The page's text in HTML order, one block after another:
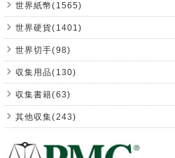
世界紙幣(1565)
世界硬貨(1401)
世界切手(98)
収集用品(130)
収集書籍(63)
其他収集(243)